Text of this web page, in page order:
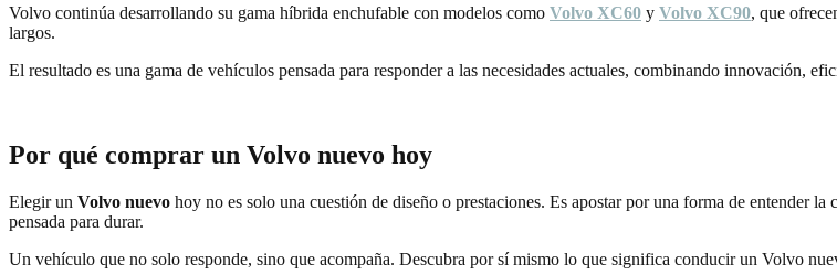
Volvo continúa desarrollando su gama híbrida enchufable con modelos como Volvo XC60 y Volvo XC90, que
largos.
El resultado es una gama de vehículos pensada para responder a las necesidades actuales, combinando innovación,
Por qué comprar un Volvo nuevo hoy
Elegir un Volvo nuevo hoy no es solo una cuestión de diseño o prestaciones. Es apostar por una forma de entender
pensada para durar.
Un vehículo que no solo responde, sino que acompaña. Descubra por sí mismo lo que significa conducir un Volvo